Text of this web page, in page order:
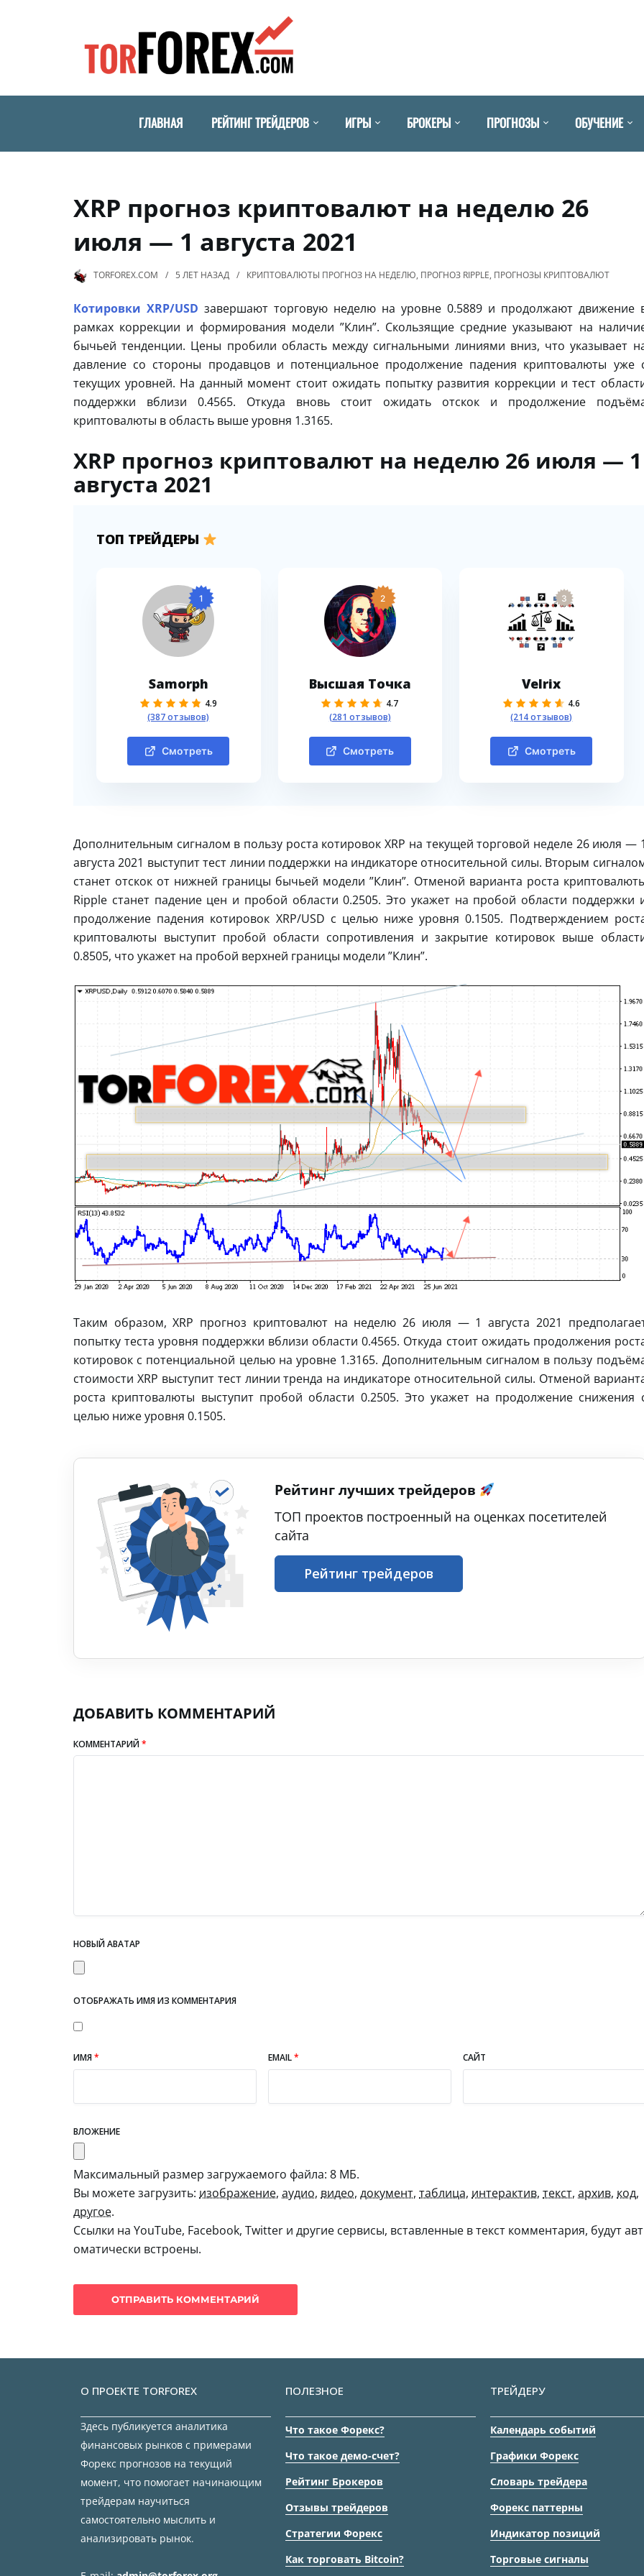
ГЛАВНАЯ РЕЙТИНГ ТРЕЙДЕРОВ ИГРЫ БРОКЕРЫ ПРОГНОЗЫ ОБУЧЕНИЕ
XRP прогноз криптовалют на неделю 26
июля — 1 августа 2021
TORFOREX.COM 5 ЛЕТ НАЗАД КРИПТОВАЛЮТЫ ПРОГНОЗ НА НЕДЕЛЮ, ПРОГНОЗ RIPPLE, ПРОГНОЗЫ КРИПТОВАЛЮТ
Котировки XRP/USD завершают торговую неделю на уровне 0.5889 и продолжают движение
рамках коррекции и формирования модели ”Клин”. Скользящие средние указывают на
бычьей тенденции. Цены пробили область между сигнальными линиями вниз, что указывает
давление со стороны продавцов и потенциальное продолжение падения криптовалюты уже
текущих уровней. На данный момент стоит ожидать попытку развития коррекции и тест
поддержки вблизи 0.4565. Откуда вновь стоит ожидать отскок и продолжение
криптовалюты в область выше уровня 1.3165.
XRP прогноз криптовалют на неделю 26 июля — 1
августа 2021
ТОП ТРЕЙДЕРЫ
1
Samorph
4.9
(387 отзывов)
Смотреть
2
Высшая Точка
4.7
(281 отзывов)
Смотреть
3
Velrix
4.6
(214 отзывов)
Смотреть
Дополнительным сигналом в пользу роста котировок XRP на текущей торговой неделе 26 июля — 1
августа 2021 выступит тест линии поддержки на индикаторе относительной силы. Вторым
станет отскок от нижней границы бычьей модели ”Клин”. Отменой варианта роста
Ripple станет падение цен и пробой области 0.2505. Это укажет на пробой области поддержки
продолжение падения котировок XRP/USD с целью ниже уровня 0.1505. Подтверждением
криптовалюты выступит пробой области сопротивления и закрытие котировок выше
0.8505, что укажет на пробой верхней границы модели ”Клин”.
Таким образом, XRP прогноз криптовалют на неделю 26 июля — 1 августа 2021
попытку теста уровня поддержки вблизи области 0.4565. Откуда стоит ожидать продолжения
котировок с потенциальной целью на уровне 1.3165. Дополнительным сигналом в пользу
стоимости XRP выступит тест линии тренда на индикаторе относительной силы. Отменой
роста криптовалюты выступит пробой области 0.2505. Это укажет на продолжение снижения
целью ниже уровня 0.1505.
Рейтинг лучших трейдеров
ТОП проектов построенный на оценках посетителей
сайта
Рейтинг трейдеров
ДОБАВИТЬ КОММЕНТАРИЙ
КОММЕНТАРИЙ*
НОВЫЙ АВАТАР
ОТОБРАЖАТЬ ИМЯ ИЗ КОММЕНТАРИЯ
ИМЯ* EMAIL* САЙТ
ВЛОЖЕНИЕ
Максимальный размер загружаемого файла: 8 МБ.
Вы можете загрузить: изображение, аудио, видео, документ, таблица, интерактив, текст, архив, код,
другое.
Ссылки на YouTube, Facebook, Twitter и другие сервисы, вставленные в текст комментария, будут авт
оматически встроены.
О ПРОЕКТЕ TORFOREX
Здесь публикуется аналитика
финансовых рынков с примерами
Форекс прогнозов на текущий
момент, что помогает начинающим
трейдерам научиться
самостоятельно мыслить и
анализировать рынок.
ПОЛЕЗНОЕ
Что такое Форекс?
Что такое демо-счет?
Рейтинг Брокеров
Отзывы трейдеров
Стратегии Форекс
Как торговать Bitcoin?
ТРЕЙДЕРУ
Календарь событий
Графики Форекс
Словарь трейдера
Форекс паттерны
Индикатор позиций
Торговые сигналы